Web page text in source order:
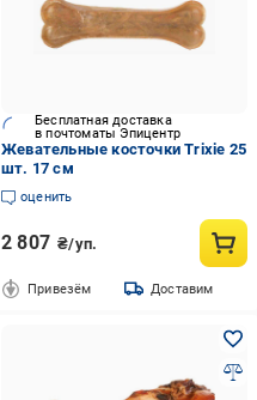
Бесплатная доставка
в почтоматы Эпицентр
Жевательные косточки Trixie 25
шт. 17 см
оценить
2 807 ₴/уп.
Привезём Доставим